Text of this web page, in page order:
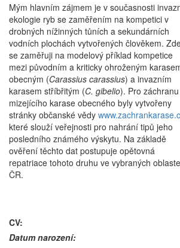
Mým hlavním zájmem je v současnosti
ekologie ryb se zaměřením na kompetici v
drobných nížinných tůních a sekundárních
vodních plochách vytvořených člověkem.
se zaměřuji na modelový příklad kompetice
mezi původním a kriticky ohroženým
obecným (Carassius carassius) a invazním
karasem stříbřitým (C. gibelio). Pro záchranu
mizejícího karase obecného byly vytvořeny
stránky občanské vědy
které slouží veřejnosti pro nahrání tipů jeho
posledního známého výskytu. Na základě
ověření těchto dat postupuje opětovná
repatriace tohoto druhu ve vybraných
ČR.
CV:
Datum narození: